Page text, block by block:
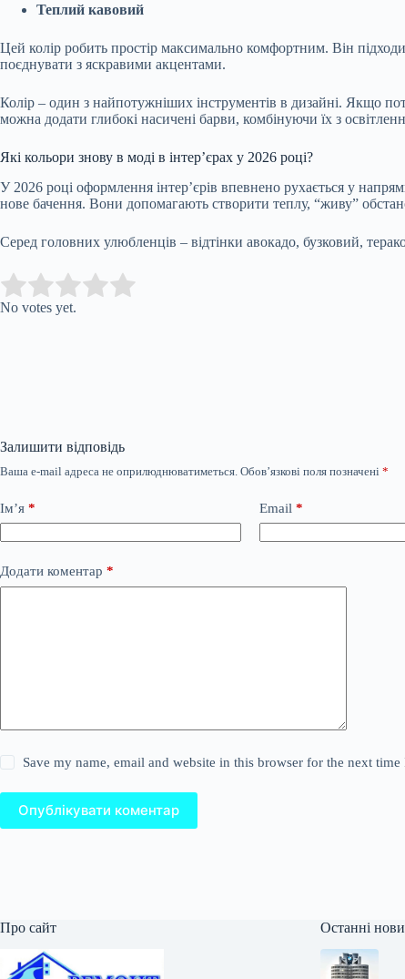
Теплий кавовий
Цей колір робить простір максимально комфортним. Він
поєднувати з яскравими акцентами.
Колір – один з найпотужніших інструментів в дизайні. Якщо
можна додати глибокі насичені барви, комбінуючи їх з
Які кольори знову в моді в інтер’єрах у 2026 році?
У 2026 році оформлення інтер’єрів впевнено рухається у
нове бачення. Вони допомагають створити теплу, “живу”
Серед головних улюбленців – відтінки авокадо, бузковий,
Rate this item:
No votes yet.
Залишити відповідь
Ваша e-mail адреса не оприлюднюватиметься. Обов’язкові поля позначені *
Ім’я * Email *
Додати коментар *
Save my name, email and website in this browser for the next time
Опублікувати коментар
Про сайт Останні